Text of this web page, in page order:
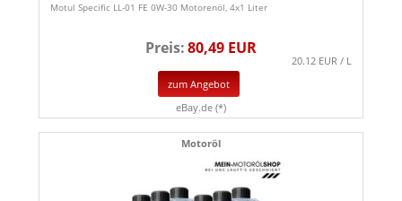
Motul Specific LL-01 FE 0W-30 Motorenöl, 4x1 Liter
Preis:80,49 EUR
20.12 EUR / L
zum Angebot
eBay.de (*)
Motoröl